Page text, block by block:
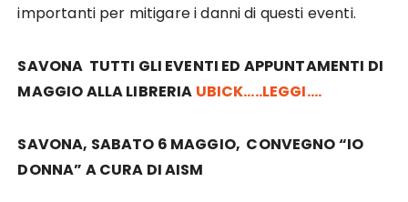
importanti per mitigare i danni di questi eventi.
SAVONA TUTTI GLI EVENTI ED APPUNTAMENTI DI
MAGGIO ALLA LIBRERIA UBICK…..LEGGI….
SAVONA, SABATO 6 MAGGIO, CONVEGNO “IO
DONNA” A CURA DI AISM